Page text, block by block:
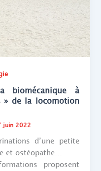
biomécanique à
» de la locomotion
juin 2022
d’une petite
et ostéopathe…
proposent